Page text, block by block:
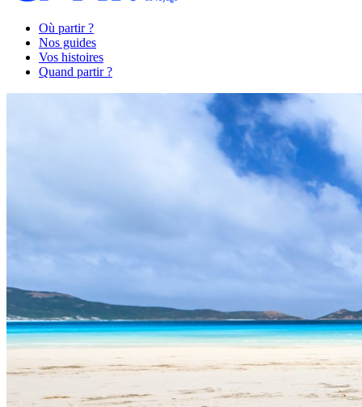
Où partir ?
Nos guides
Vos histoires
Quand partir ?